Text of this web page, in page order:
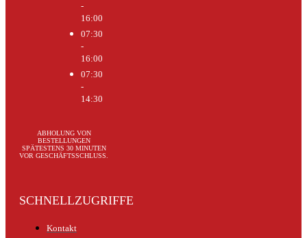
-
16:00
07:30
-
16:00
07:30
-
14:30
ABHOLUNG VON
BESTELLUNGEN
SPÄTESTENS 30 MINUTEN
VOR GESCHÄFTSSCHLUSS.
SCHNELLZUGRIFFE
Kontakt